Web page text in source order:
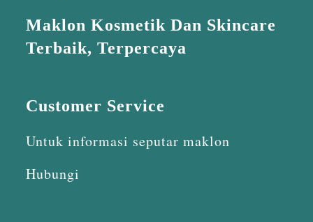
Maklon Kosmetik Dan Skincare
Terbaik, Terpercaya
Customer Service
Untuk informasi seputar maklon
Hubungi